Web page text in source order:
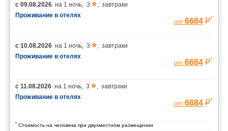
с 09.08.2026 на 1 ночь, 3 , завтраки
Проживание в отелях
от 6684 *
с 10.08.2026 на 1 ночь, 3 , завтраки
Проживание в отелях
от 6684 *
с 11.08.2026 на 1 ночь, 3 , завтраки
Проживание в отелях
от 6684 *
* Стоимость на человека при двухместном размещении